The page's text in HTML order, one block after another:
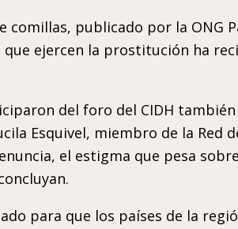
comillas, publicado por la ONG
que ejercen la prostitución ha
del foro del CIDH
Esquivel, miembro de la Red
el estigma que pesa
para que los países de la